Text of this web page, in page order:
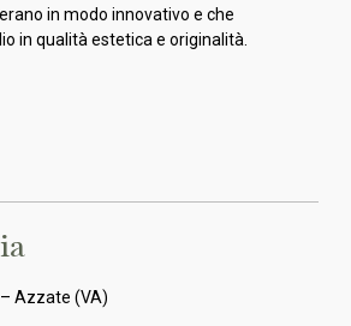
in modo innovativo e che
in qualità estetica e originalità.
Azzate (VA)